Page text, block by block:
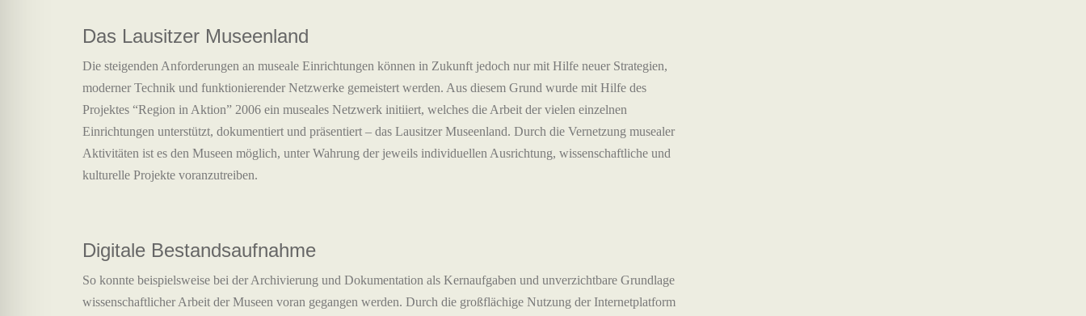
Das Lausitzer Museenland
Die steigenden Anforderungen an museale Einrichtungen können in Zukunft jedoch nur mit Hilfe neuer Strategien,
moderner Technik und funktionierender Netzwerke gemeistert werden. Aus diesem Grund wurde mit Hilfe des
Projektes “Region in Aktion” 2006 ein museales Netzwerk initiiert, welches die Arbeit der vielen einzelnen
Einrichtungen unterstützt, dokumentiert und präsentiert – das Lausitzer Museenland. Durch die Vernetzung musealer
Aktivitäten ist es den Museen möglich, unter Wahrung der jeweils individuellen Ausrichtung, wissenschaftliche und
kulturelle Projekte voranzutreiben.
Digitale Bestandsaufnahme
So konnte beispielsweise bei der Archivierung und Dokumentation als Kernaufgaben und unverzichtbare Grundlage
wissenschaftlicher Arbeit der Museen voran gegangen werden. Durch die großflächige Nutzung der Internetplatform